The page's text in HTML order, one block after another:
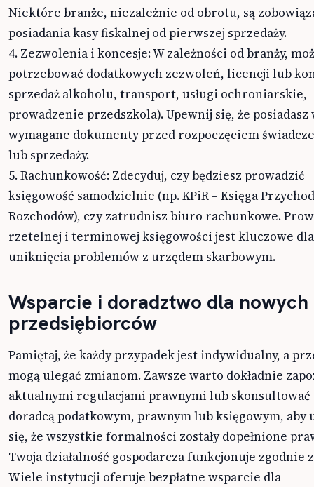
Niektóre branże, niezależnie od obrotu, są
posiadania kasy fiskalnej od pierwszej sprzedaży.
4. Zezwolenia i koncesje: W zależności od branży,
potrzebować dodatkowych zezwoleń, licencji lub
sprzedaż alkoholu, transport, usługi ochroniarskie,
prowadzenie przedszkola). Upewnij się, że
wymagane dokumenty przed rozpoczęciem
lub sprzedaży.
5. Rachunkowość: Zdecyduj, czy będziesz prowadzić
księgowość samodzielnie (np. KPiR – Księga
Rozchodów), czy zatrudnisz biuro rachunkowe.
rzetelnej i terminowej księgowości jest kluczowe dla
uniknięcia problemów z urzędem skarbowym.
Wsparcie i doradztwo dla nowych
przedsiębiorców
Pamiętaj, że każdy przypadek jest indywidualny, a
mogą ulegać zmianom. Zawsze warto dokładnie
aktualnymi regulacjami prawnymi lub skonsultować
doradcą podatkowym, prawnym lub księgowym, aby
się, że wszystkie formalności zostały dopełnione
Twoja działalność gospodarcza funkcjonuje zgodnie
Wiele instytucji oferuje bezpłatne wsparcie dla